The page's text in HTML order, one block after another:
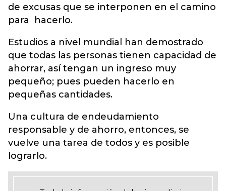
de excusas que se interponen en el camino
para hacerlo.
Estudios a nivel mundial han demostrado
que todas las personas tienen capacidad de
ahorrar, así tengan un ingreso muy
pequeño; pues pueden hacerlo en
pequeñas cantidades.
Una cultura de endeudamiento
responsable y de ahorro, entonces, se
vuelve una tarea de todos y es posible
lograrlo.